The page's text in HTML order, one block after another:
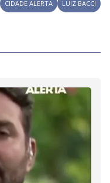
CIDADE ALERTA LUIZ BACCI